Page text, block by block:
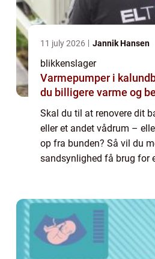
11 july 2026 Jannik Hansen
blikkenslager
Varmepumper i
du billigere varme og
Skal du til at renovere dit
eller et andet vådrum –
op fra bunden? Så vil du
sandsynlighed få brug for